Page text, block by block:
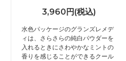
3,960円(税込)
水色パッケージのグランズレメデ
ィは、さらさらの純白パウダーを
入れるときにさわやかなミントの
香りを感じることができるクール